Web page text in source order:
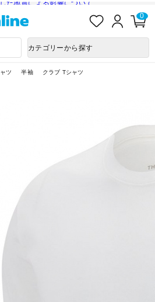
た地震による影響について
入
ロ
ン
0
カテゴリーから探す
ツ 半袖 クラブ Tシャツ